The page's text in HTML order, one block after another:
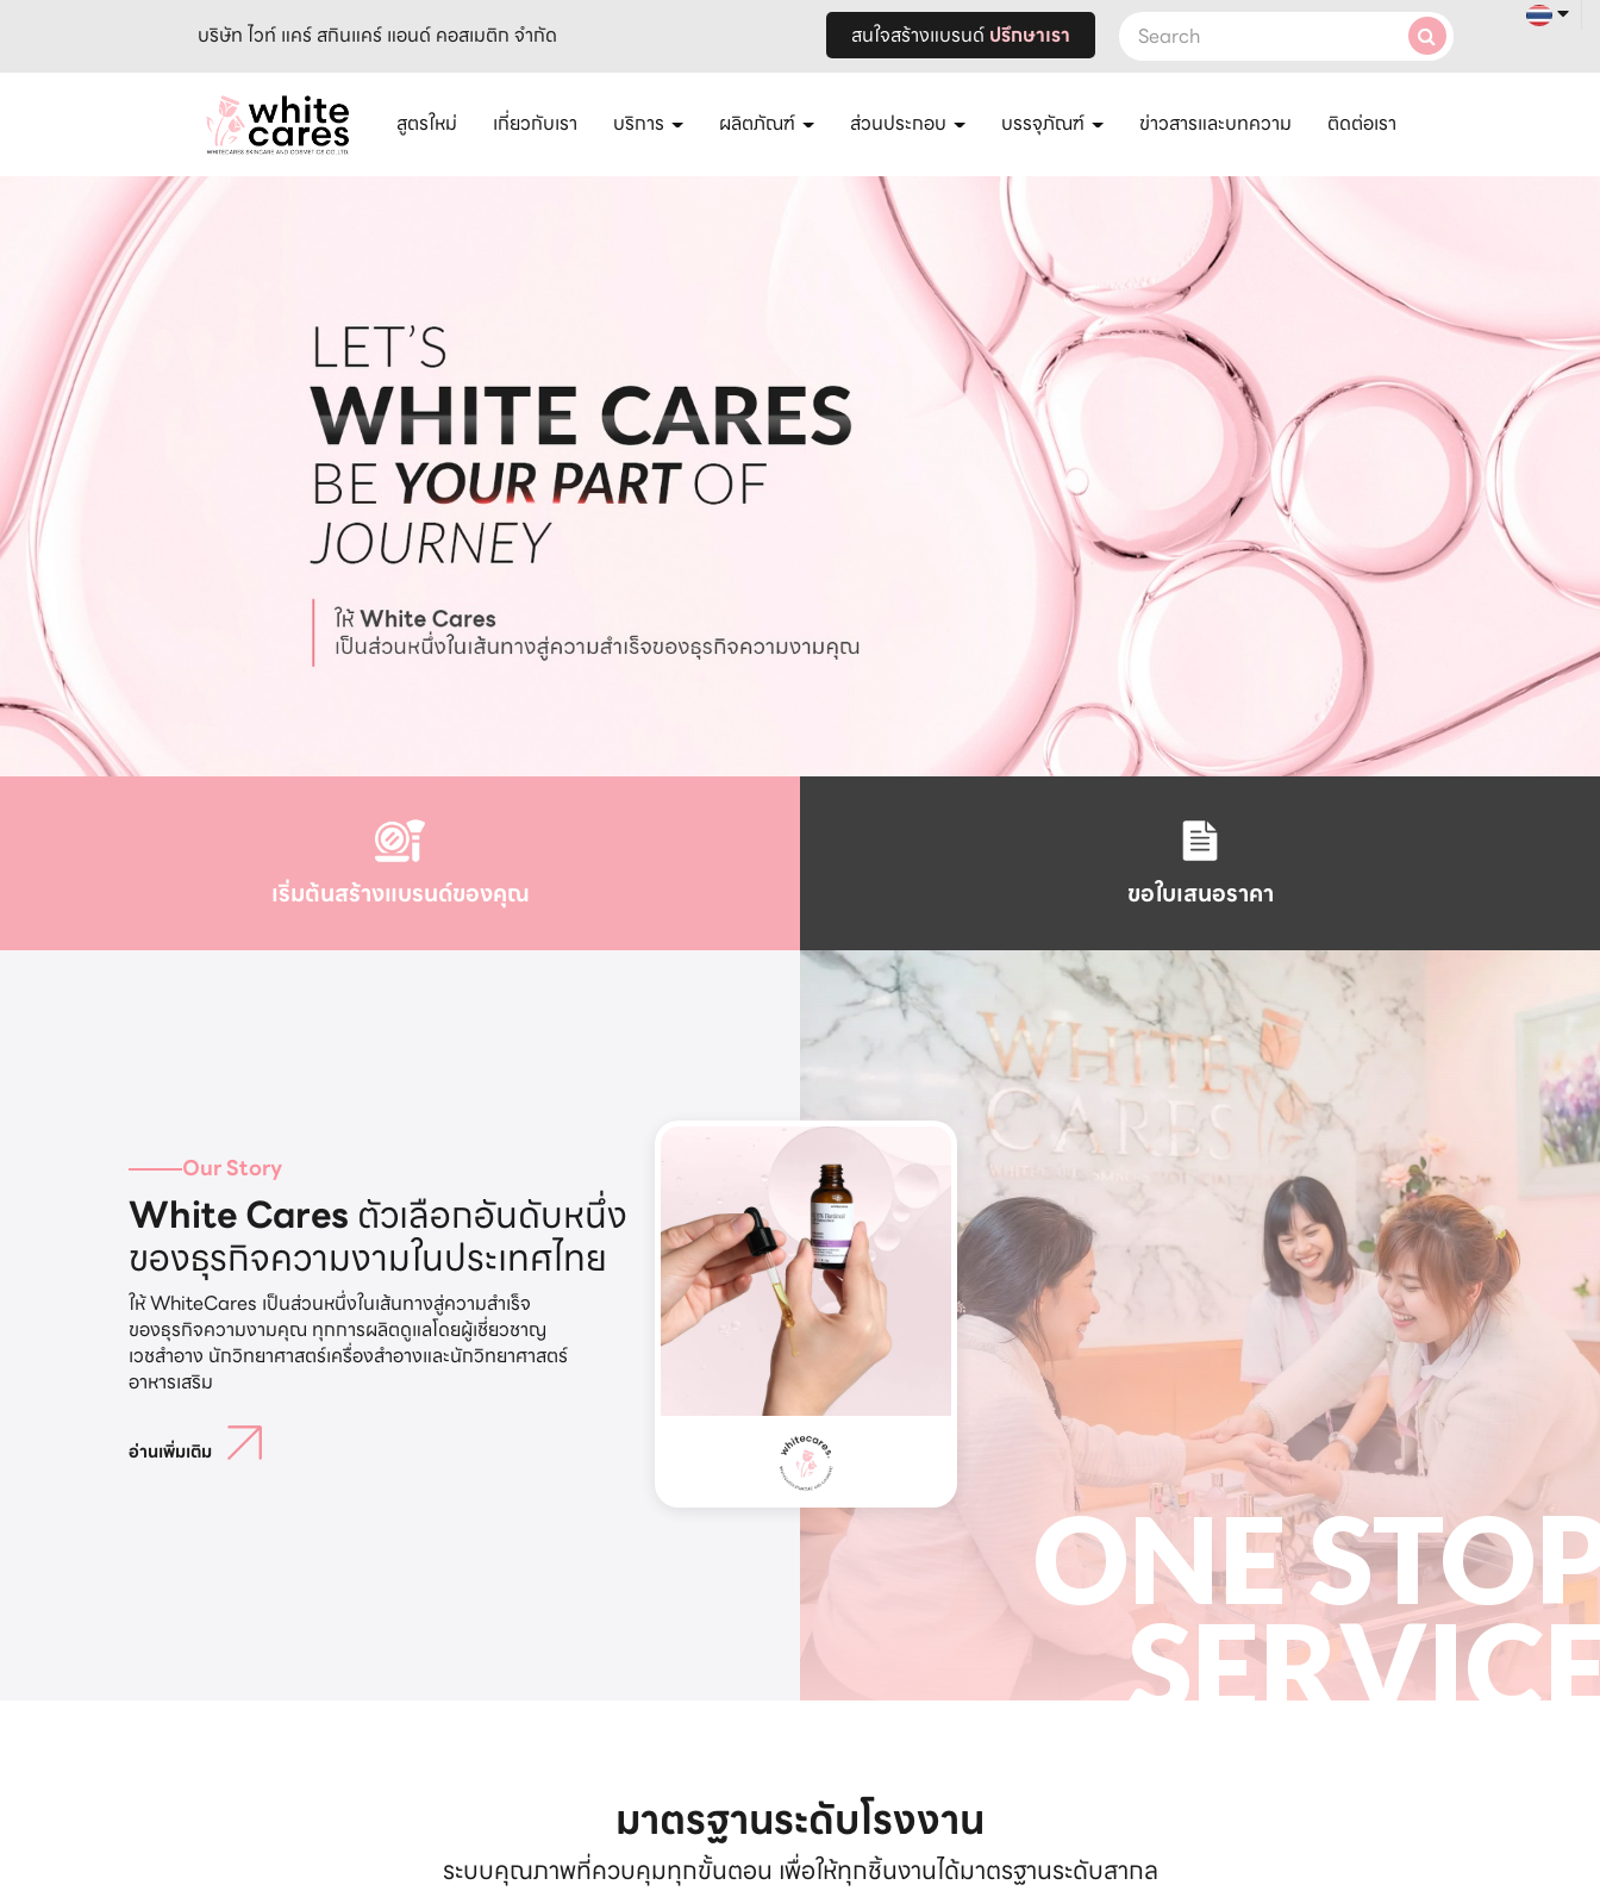
บริษัท ไวท์ แคร์ สกินแคร์ แอนด์ คอสเมติก จำกัด สนใจสร้างแบรนด์ ปรึกษาเรา
สูตรใหม่ เกี่ยวกับเรา บริการ ผลิตภัณฑ์ ส่วนประกอบ บรรจุภัณฑ์ ข่าวสารและบทความ ติดต่อเรา
เริ่มต้นสร้างแบรนด์ของคุณ ขอใบเสนอราคา
Our Story
White Cares ตัวเลือกอันดับหนึ่ง
ของธุรกิจความงามในประเทศไทย
ให้ WhiteCares เป็นส่วนหนึ่งในเส้นทางสู่ความสำเร็จ
ของธุรกิจความงามคุณ ทุกการผลิตดูแลโดยผู้เชี่ยวชาญ
เวชสำอาง นักวิทยาศาสตร์เครื่องสำอางและนักวิทยาศาสตร์
อ่านเพิ่มเติม
ONE
มาตรฐานระดับโรงงาน
ระบบคุณภาพที่ควบคุมทุกขั้นตอน เพื่อให้ทุกชิ้นงานได้มาตรฐานระดับสากล